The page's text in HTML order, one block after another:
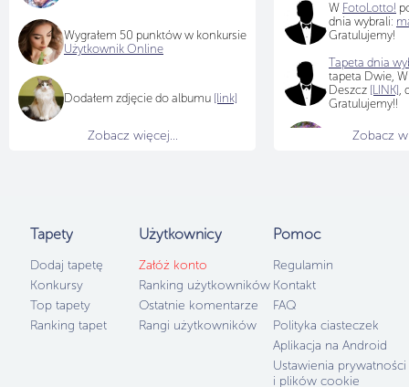
Wygrałem 50 punktów w konkursie
Użytkownik Online
Dodałem zdjęcie do albumu [link]
Zobacz więcej...
W FotoLotto!
dnia wybrali:
Gratulujemy!
Tapeta dnia
tapeta Dwie,
Deszcz [LINK]
Gratulujemy!!
dziękuję
Zobacz
Tapety
Dodaj tapetę
Konkursy
Top tapety
Ranking tapet
Użytkownicy
Załóż konto
Ranking użytkowników
Ostatnie komentarze
Rangi użytkowników
Pomoc
Regulamin
Kontakt
FAQ
Polityka ciasteczek
Aplikacja na Android
Ustawienia prywatności
i plików cookie